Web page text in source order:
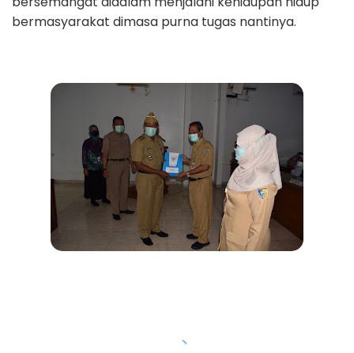
bermasyarakat dimasa purna tugas nantinya.